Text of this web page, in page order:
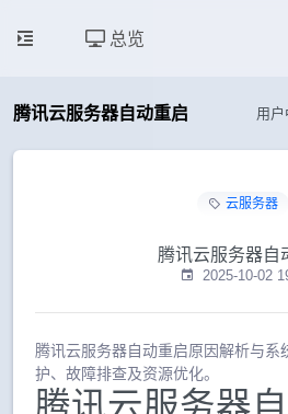
总览
腾讯云服务器自动重启 用
云服务器
腾讯云服务器自
2025-10-02
腾讯云服务器自动重启原因解析与系
护、故障排查及资源优化。